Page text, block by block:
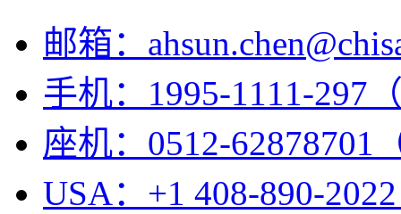
邮箱：
手机：1995-1111-297
座机：0512-62878701
USA：+1 408-890-